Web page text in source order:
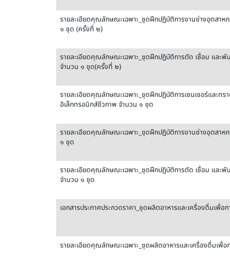
รายละเอียดคุณลักษณะเฉพาะ_ชุดฝึกปฏิบัติการงานช่างอุตสาห
๑ ชุด (ครั้งที่ ๒)
รายละเอียดคุณลักษณะเฉพาะ_ชุดฝึกปฏิบัติการตัด เชื่อม และ
จำนวน ๑ ชุด(ครั้งที่ ๒)
รายละเอียดคุณลักษณะเฉพาะ_ชุดฝึกปฏิบัติการเซนเซอร์และทร
อิเล็กทรอนิกส์ชีวภาพ จำนวน ๑ ชุด
รายละเอียดคุณลักษณะเฉพาะ_ชุดฝึกปฏิบัติการงานช่างอุตสาห
๑ ชุด
รายละเอียดคุณลักษณะเฉพาะ_ชุดฝึกปฏิบัติการตัด เชื่อม และ
จำนวน ๑ ชุด
เอกสารประกาศประกวดราคา_ชุดผลิตอาหารและเครื่องดื่มเพื่อ
รายละเอียดคุณลักษณะเฉพาะ_ชุดผลิตอาหารและเครื่องดื่มเพื่อ